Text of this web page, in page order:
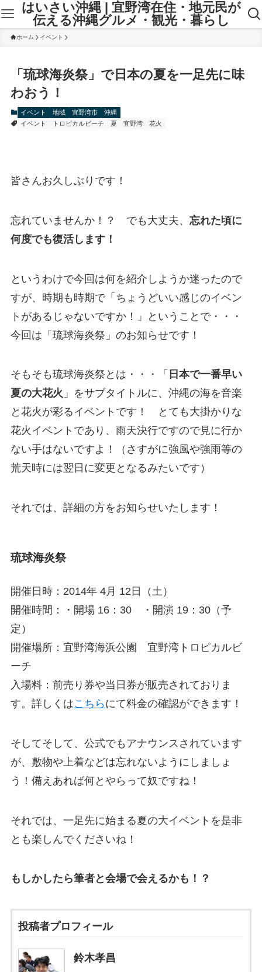
はいさい沖縄 | 宜野湾在住・地元民が
伝える沖縄グルメ・観光・暮らし
ホーム イベント
「琉球海炎祭」で日本の夏を一足先に味
わおう！
イベント 地域 宜野湾市
沖縄
イベント
トロピカルビーチ 夏 宜野湾 花火
皆さんお久しぶりです！
忘れていませんか！？ でも大丈夫、 忘れた頃に
何度でも復活します！
というわけで今回は何を紹介しようか迷ったので
すが、時期も時期で「ちょうどいい感じのイベン
トがあるじゃないですか！」ということで・・・
今回は「琉球海炎祭」のお知らせです！
そもそも琉球海炎祭とは・・・「 日本で一番早い
夏の大花火 」をサブタイトルに、沖縄の海を音楽
と花火が彩るイベントです！ とても大掛かりな
花火イベントであり、雨天決行ですので見に行か
ない手はないですよ！（さすがに強風や強雨等の
荒天時には翌日に変更となるみたいです）
それでは、詳細の方をお知らせいたします！
琉球海炎祭
開催日時：2014年 4月 12日（土）
開催時間：・開場 16：30 ・開演 19：30（予
定）
開催場所：宜野湾海浜公園 宜野湾トロピカルビ
ーチ
入場料：前売り券や当日券が販売されておりま
す。詳しくはこちら にて料金の確認ができます！
そしてそして、公式でもアナウンスされています
が、敷物や上着などは忘れないようにしましょ
う！備えあれば何とやらって奴ですね！
それでは、一足先に始まる夏の大イベントを是非
とも楽しんでくださいね！
もしかしたら筆者と会場で会えるかも！？
投稿者プロフィール
鈴木孝昌